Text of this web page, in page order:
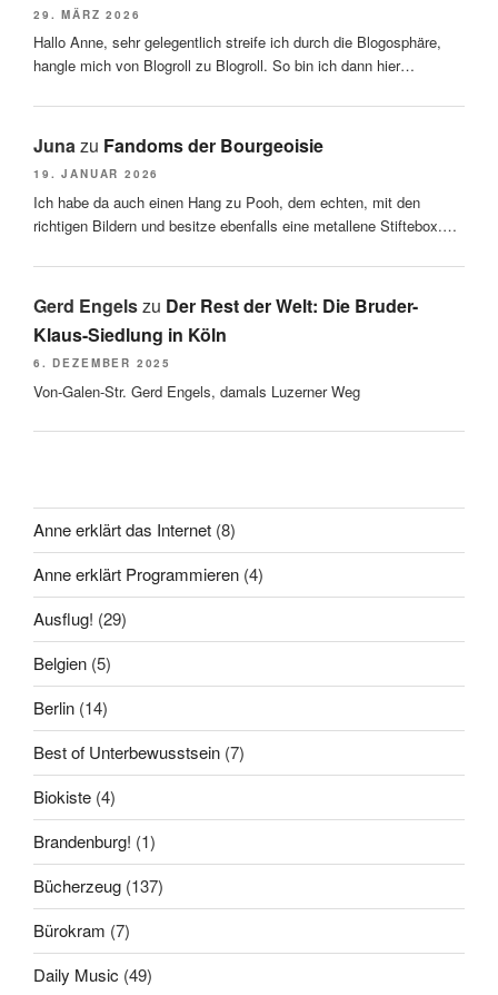
29. MÄRZ 2026
Hallo Anne, sehr gelegentlich streife ich durch die Blogosphäre,
hangle mich von Blogroll zu Blogroll. So bin ich dann hier…
Junazu Fandoms der Bourgeoisie
19. JANUAR 2026
Ich habe da auch einen Hang zu Pooh, dem echten, mit den
richtigen Bildern und besitze ebenfalls eine metallene Stiftebox.…
Gerd Engelszu Der Rest der Welt: Die Bruder-
Klaus-Siedlung in Köln
6. DEZEMBER 2025
Von-Galen-Str. Gerd Engels, damals Luzerner Weg
Anne erklärt das Internet (8)
Anne erklärt Programmieren (4)
Ausflug! (29)
Belgien (5)
Berlin (14)
Best of Unterbewusstsein (7)
Biokiste (4)
Brandenburg! (1)
Bücherzeug (137)
Bürokram (7)
Daily Music (49)